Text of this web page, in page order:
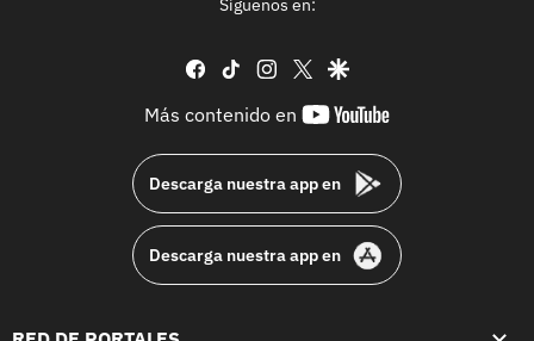
Síguenos en:
facebook
tiktok instagram
twittergoogle
Más contenido en
youtube-
Descarga nuestra app en
Descarga nuestra app en